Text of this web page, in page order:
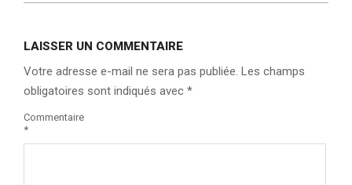
LAISSER UN COMMENTAIRE
Votre adresse e-mail ne sera pas publiée. Les champs
obligatoires sont indiqués avec *
Commentaire
*